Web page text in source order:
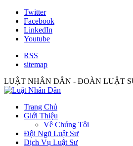
Twitter
Facebook
LinkedIn
Youtube
RSS
sitemap
LUẬT NHÂN DÂN - ĐOÀN LUẬT
Trang Chủ
Giới Thiệu
Về Chúng Tôi
Đội Ngũ Luật Sư
Dịch Vụ Luật Sư